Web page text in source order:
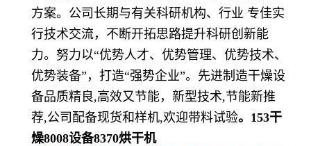
方案。公司长期与有关科研机构、行业 专佳实
行技术交流，不断开拓思路提升科研创新能
力。努力以“优势人才、优势管理、优势技术、
优势装备”，打造“强势企业”。先进制造干燥设
备品质精良,高效又节能，新型技术,节能新推
荐,公司配备现货和样机,欢迎带料试验。 153干
燥8008设备8370烘干机